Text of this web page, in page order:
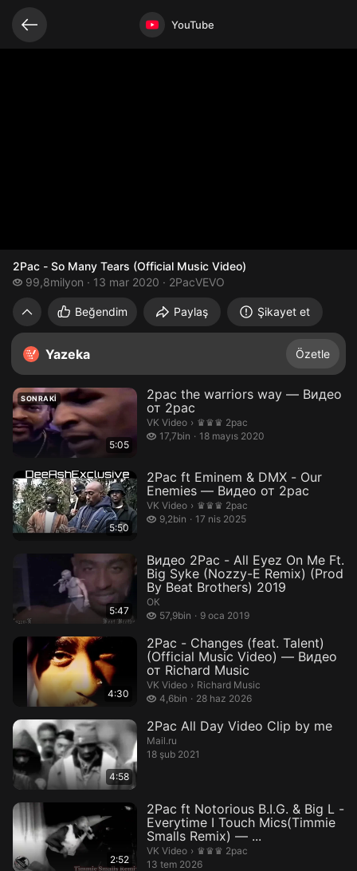
Video açık YouTube
2Pac - So Many Tears (Official Music Video)
2Pac - So Many Tears (Official Music
99,8milyon
99,8 milyon izleme13 mar 2020 2PacVEVO
Beğendim Paylaş Şikayet et
Yazeka Özetle
Bağlantılı videolar
SONRAKI
5:05
2pac the warriors way — Видео
от 2pac
VK Video › ♛♛♛ 2pac.
♛♛♛ 2pac
17,7bin
17,7 bin izleme18 mayıs 2020
5:50
2Pac ft Eminem & DMX - Our
Enemies — Видео от 2pac
VK Video › ♛♛♛ 2pac.
♛♛♛ 2pac
9,2bin
9,2 bin izleme17 nis 2025
5:47
Видео 2Pac - All Eyez On Me Ft.
Big Syke (Nozzy-E Remix) (Prod
By Beat Brothers) 2019
ОК
57,9bin
57,9 bin izleme9 oca 2019
4:30
2Pac - Changes (feat. Talent)
(Official Music Video) — Видео
от Richard Music
VK Video › Richard Music.
Richard Music
4,6bin
4,6 bin izleme28 haz 2026
4:58
2Pac All Day Video Clip by me
Mail.ru
18 şub 2021
2:52
2Pac ft Notorious B.I.G. & Big L -
Everytime I Touch Mics(Timmie
Smalls Remix) — ...
VK Video › ♛♛♛ 2pac.
♛♛♛ 2pac
13 tem 2026